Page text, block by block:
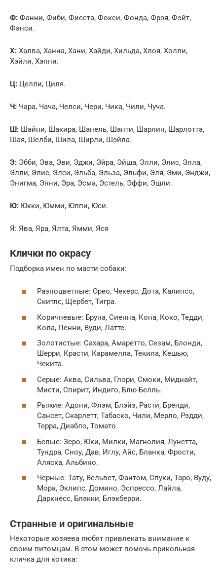
Ф: Фанни, Фиби, Фиеста, Фокси, Фонда, Фрэя, Фэйт,
Фэнси.
Х: Халва, Ханна, Хани, Хайди, Хильда, Хлоя, Холли,
Хэйли, Хэппи.
Ц: Целли, Циля.
Ч: Чара, Чача, Челси, Чери, Чика, Чили, Чуча.
Ш: Шайни, Шакира, Шанель, Шанти, Шарлин, Шарлотта,
Шая, Шелби, Шила, Ширли, Шэйла.
Э: Эбби, Эва, Эви, Эджи, Эйра, Эйша, Элли, Элис, Элла,
Элли, Элис, Элси, Эльба, Эльза, Эльфи, Эля, Эми, Энджи,
Энигма, Энни, Эра, Эсма, Эстель, Эффи, Эшли.
Ю: Юкки, Юмми, Юппи, Юси.
Я: Ява, Яра, Ялта, Ямми, Яся
Клички по окрасу
Подборка имен по масти собаки:
Разноцветные: Орео, Чекерс, Дота, Калипсо,
Скитлс, Щербет, Тигра.
Коричневые: Бруна, Сиенна, Кона, Коко, Тедди,
Кола, Пенни, Вуди, Латте.
Золотистые: Сахара, Амаретто, Сезам, Блонди,
Шерри, Красти, Карамелла, Текила, Кешью,
Чекита.
Серые: Аква, Сильва, Глори, Смоки, Миднайт,
Мисти, Спирит, Индиго, Блю-Белль.
Рыжие: Адони, Флэм, Блэйз, Расти, Бренди,
Сансет, Скарлетт, Табаско, Чили, Мерло, Рэдди,
Терра, Диабло, Томато.
Белые: Зеро, Юки, Милки, Магнолия, Лунетта,
Тундра, Сноу, Дав, Иглу, Айс, Бланка, Фрости,
Аляска, Альбино.
Черные: Тату, Вельвет, Фантом, Спуки, Таро, Вуду,
Мора, Эклипс, Домино, Эспрессо, Лайла,
Даркнесс, Блэкки, Блэкберри.
Странные и оригинальные
Некоторые хозяева любят привлекать внимание к
своим питомцам. В этом может помочь прикольная
кличка для котика: